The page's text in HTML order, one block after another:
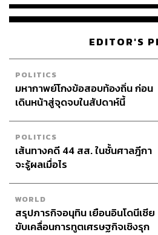
EDITOR'S
POLITICS
มหากาพย์โกงข้อสอบท้องถิ่น ก่อน
เดินหน้าสู่จุดจบในสัปดาห์นี้
POLITICS
เส้นทางคดี 44 สส. ในชั้นศาลฎีกา
จะรู้ผลเมื่อไร
WORLD
สรุปภารกิจอนุทิน เยือนอินโดนีเซีย
ขับเคลื่อนการทูตเศรษฐกิจเชิงรุก